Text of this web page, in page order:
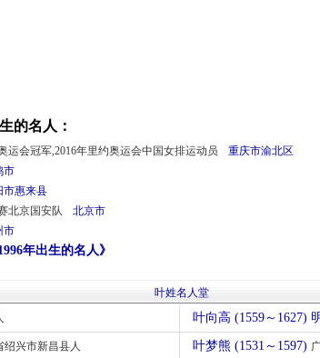
的名人：
运会冠军,2016年里约奥运会中国女排运动员 重庆市渝北区
市
市惠来县
北京国安队 北京市
市
年出生的名人》
叶姓名人堂
叶向高 (1559～1627)
绍兴市新昌县人 叶梦熊 (1531～1597)